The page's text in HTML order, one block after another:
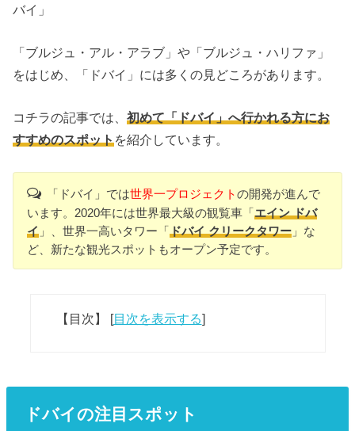
バイ」
「ブルジュ・アル・アラブ」や「ブルジュ・ハリファ」
をはじめ、「ドバイ」には多くの見どころがあります。
コチラの記事では、初めて「ドバイ」へ行かれる方にお
すすめのスポットを紹介しています。
「ドバイ」では世界一プロジェクトの開発が進んで
います。2020年には世界最大級の観覧車「エイン ドバ
イ 」、世界一高いタワー「ドバイ クリークタワー 」な
ど、新たな観光スポットもオープン予定です。
【目次】 [目次を表示する]
ドバイの注目スポット